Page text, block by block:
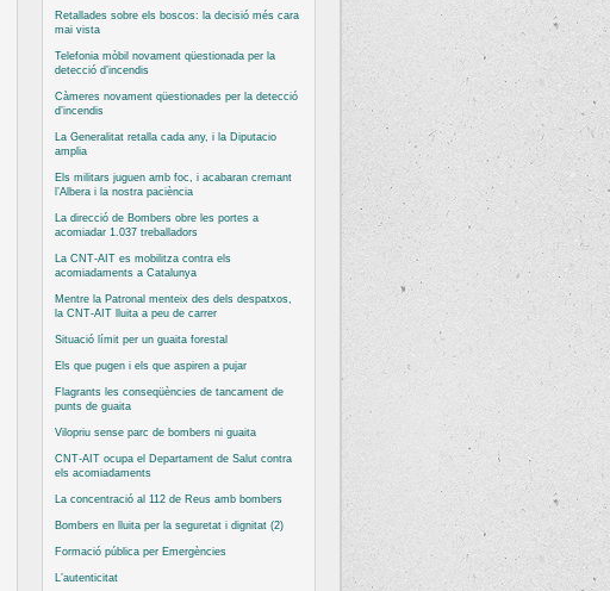
Retallades sobre els boscos: la decisió més cara
mai vista
Telefonia mòbil novament qüestionada per la
detecció d’incendis
Càmeres novament qüestionades per la detecció
d’incendis
La Generalitat retalla cada any, i la Diputacio
amplia
Els militars juguen amb foc, i acabaran cremant
l’Albera i la nostra paciència
La direcció de Bombers obre les portes a
acomiadar 1.037 treballadors
La CNT-AIT es mobilitza contra els
acomiadaments a Catalunya
Mentre la Patronal menteix des dels despatxos,
la CNT-AIT lluita a peu de carrer
Situació límit per un guaita forestal
Els que pugen i els que aspiren a pujar
Flagrants les conseqüències de tancament de
punts de guaita
Vilopriu sense parc de bombers ni guaita
CNT-AIT ocupa el Departament de Salut contra
els acomiadaments
La concentració al 112 de Reus amb bombers
Bombers en lluita per la seguretat i dignitat (2)
Formació pública per Emergències
L’autenticitat